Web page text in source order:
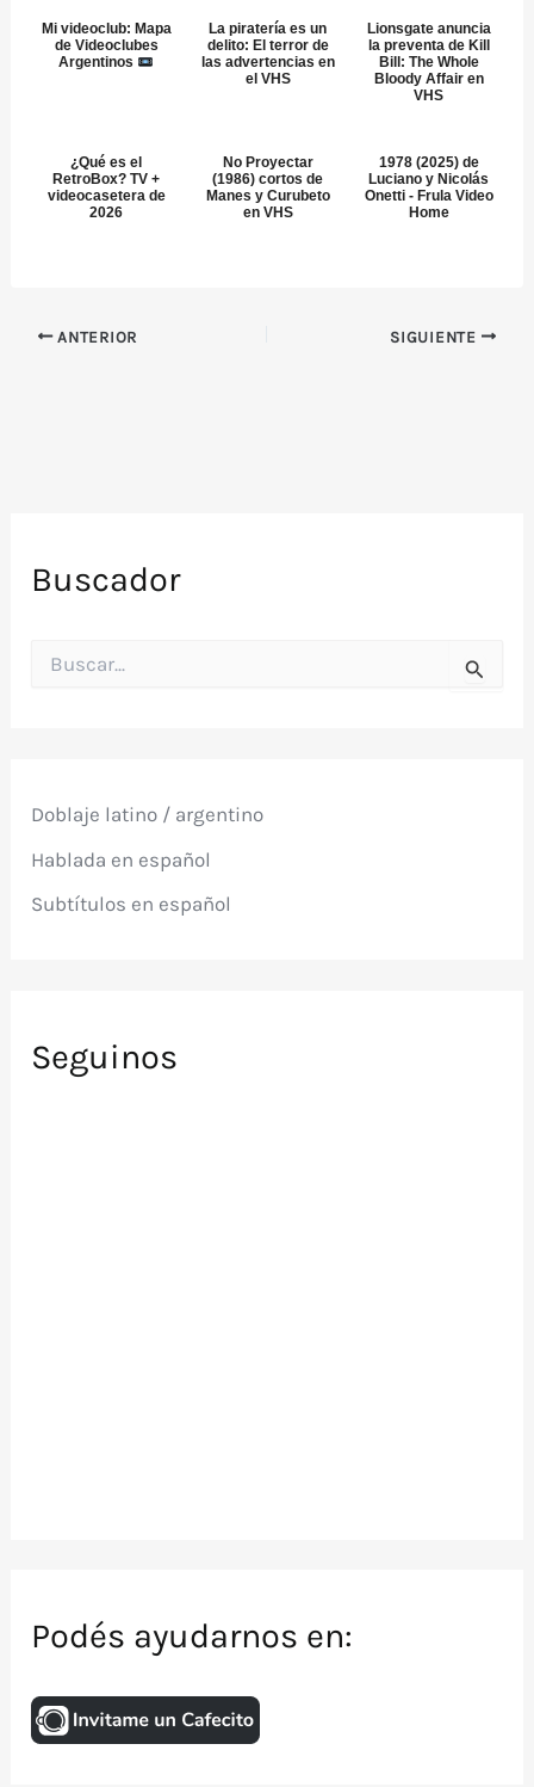
Mi videoclub: Mapa
de Videoclubes
Argentinos
La piratería es un
delito: El terror de
las advertencias en
el VHS
Lionsgate anuncia
la preventa de Kill
Bill: The Whole
Bloody Affair en
VHS
¿Qué es el
RetroBox? TV +
videocasetera de
2026
No Proyectar
(1986) cortos de
Manes y Curubeto
en VHS
1978 (2025) de
Luciano y Nicolás
Onetti - Frula Video
Home
ANTERIOR SIGUIENTE
Buscador
o
:
Doblaje latino / argentino
Hablada en español
Subtítulos en español
Seguinos
Podés ayudarnos en: